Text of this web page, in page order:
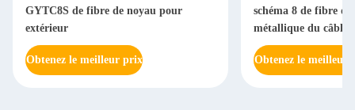
GYTC8S de fibre de noyau pour
extérieur
Obtenez le meilleur prix
schéma 8 de fibre
métallique du câble
Obtenez le meilleur